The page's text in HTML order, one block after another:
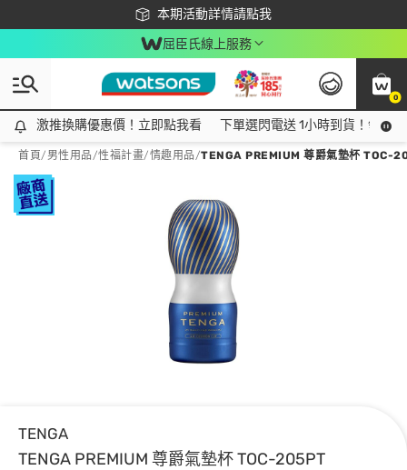
本期活動詳情請點我
下載app最高回饋$350
屈臣氏線上服務
0
激推換購優惠價！立即點我看
激推換購優惠價！立即點我看 下單選閃電送 1小時到貨！領神
首頁/ 男性用品/性福計畫/情趣用品/TENGA PREMIUM 尊爵氣墊杯 TOC-
TENGA
TENGA PREMIUM 尊爵氣墊杯 TOC-205PT